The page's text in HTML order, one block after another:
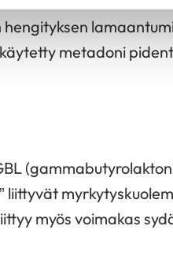
metadoni
liittyvät
myös voimakas